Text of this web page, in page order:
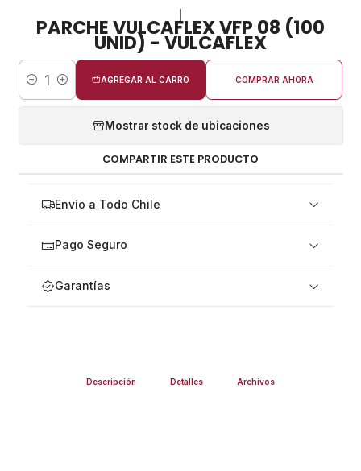
PARCHE VULCAFLEX VFP 08 (100
UNID) - VULCAFLEX
Cantidad
AGREGAR AL CARRO COMPRAR AHORA
Mostrar stock de ubicaciones
COMPARTIR ESTE PRODUCTO
Envío a Todo Chile
Pago Seguro
Garantías
Descripción Detalles Archivos